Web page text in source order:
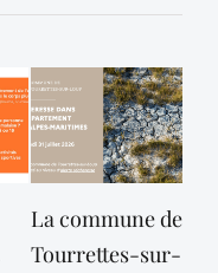
La commune de
Tourrettes-sur-